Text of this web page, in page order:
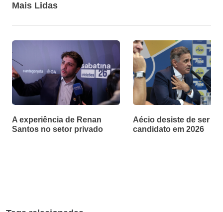
Mais Lidas
A experiência de Renan
Santos no setor privado
Aécio desiste de ser
candidato em 2026